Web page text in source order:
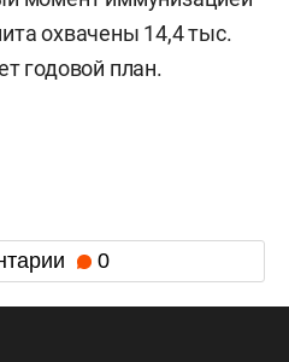
охвачены 14,4 тыс.
годовой план.
0